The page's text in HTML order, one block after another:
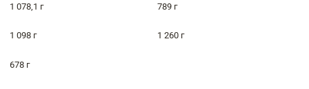
1 078,1 г 789 г
1 098 г 1 260 г
678 г